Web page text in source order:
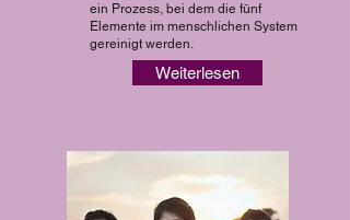
ein Prozess, bei dem die fünf
Elemente im menschlichen System
gereinigt werden.
Weiterlesen